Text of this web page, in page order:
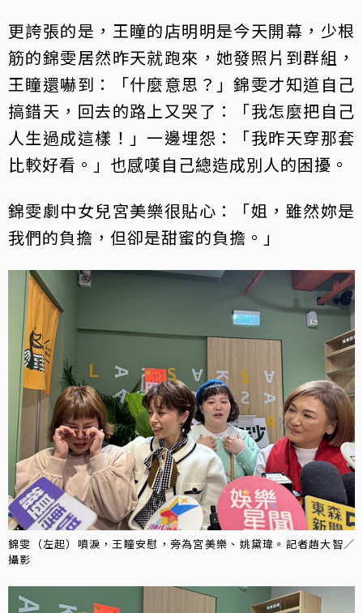
更誇張的是，王瞳的店明明是今天開幕，少根
筋的錦雯居然昨天就跑來，她發照片到群組，
王瞳還嚇到：「什麼意思？」錦雯才知道自己
搞錯天，回去的路上又哭了：「我怎麼把自己
人生過成這樣！」一邊埋怨：「我昨天穿那套
比較好看。」也感嘆自己總造成別人的困擾。
錦雯劇中女兒宮美樂很貼心：「姐，雖然妳是
我們的負擔，但卻是甜蜜的負擔。」
錦雯（左起）噴淚，王瞳安慰，旁為宮美樂、姚黛瑋。記者趙大智／
攝影